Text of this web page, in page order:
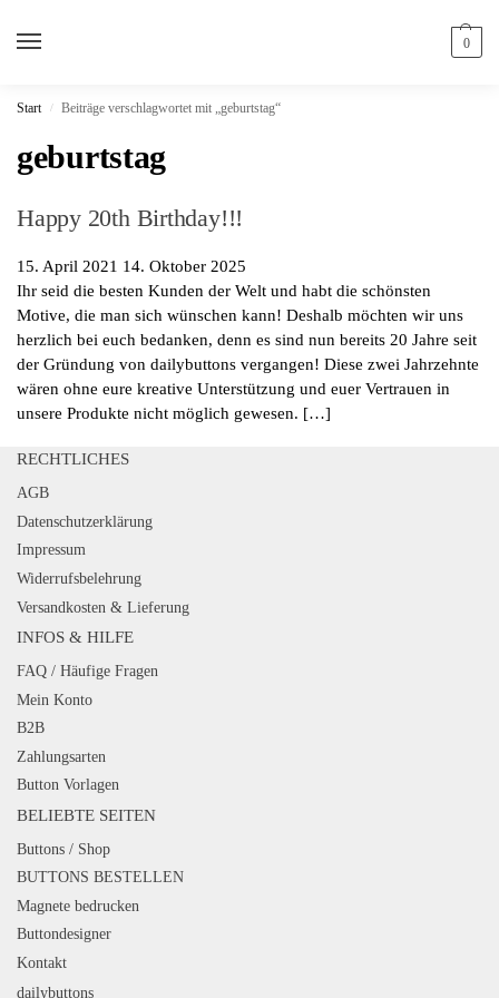
0
Start / Beiträge verschlagwortet mit „geburtstag“
geburtstag
Happy 20th Birthday!!!
15. April 2021 14. Oktober 2025
Ihr seid die besten Kunden der Welt und habt die schönsten
Motive, die man sich wünschen kann! Deshalb möchten wir uns
herzlich bei euch bedanken, denn es sind nun bereits 20 Jahre seit
der Gründung von dailybuttons vergangen! Diese zwei Jahrzehnte
wären ohne eure kreative Unterstützung und euer Vertrauen in
unsere Produkte nicht möglich gewesen. […]
RECHTLICHES
AGB
Datenschutzerklärung
Impressum
Widerrufsbelehrung
Versandkosten & Lieferung
INFOS & HILFE
FAQ / Häufige Fragen
Mein Konto
B2B
Zahlungsarten
Button Vorlagen
BELIEBTE SEITEN
Buttons / Shop
BUTTONS BESTELLEN
Magnete bedrucken
Buttondesigner
Kontakt
dailybuttons